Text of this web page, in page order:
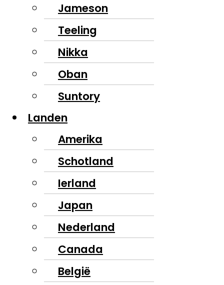
Jameson
Teeling
Nikka
Oban
Suntory
Landen
Amerika
Schotland
Ierland
Japan
Nederland
Canada
België